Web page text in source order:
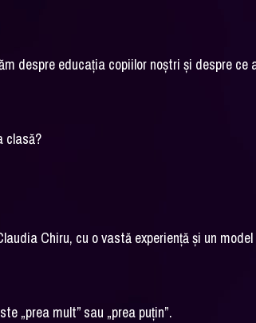
despre educația copiilor noștri și despre ce
clasă?
Chiru, cu o vastă experiență și un
„prea mult” sau „prea puțin”.